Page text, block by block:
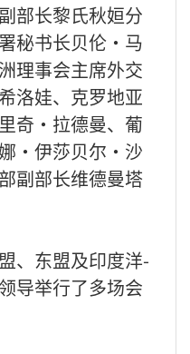
部长黎氏秋姮分
秘书长贝伦·马
理事会主席外交
洛娃、克罗地亚
奇·拉德曼、葡
·伊莎贝尔·沙
副部长维德曼塔
、东盟及印度洋-
导举行了多场会